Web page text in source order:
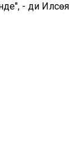
- ди Илсөя